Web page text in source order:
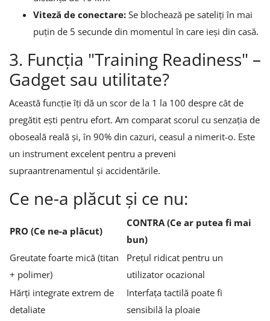
Viteză de conectare: Se blochează pe sateliți în mai
puțin de 5 secunde din momentul în care ieși din casă.
3. Funcția "Training Readiness" –
Gadget sau utilitate?
Această funcție îți dă un scor de la 1 la 100 despre cât de
pregătit ești pentru efort. Am comparat scorul cu senzația de
oboseală reală și, în 90% din cazuri, ceasul a nimerit-o. Este
un instrument excelent pentru a preveni
supraantrenamentul și accidentările.
Ce ne-a plăcut și ce nu:
PRO (Ce ne-a plăcut)
CONTRA (Ce ar putea fi mai
bun)
Greutate foarte mică (titan
+ polimer)
Prețul ridicat pentru un
utilizator ocazional
Hărți integrate extrem de
detaliate
Interfața tactilă poate fi
sensibilă la ploaie